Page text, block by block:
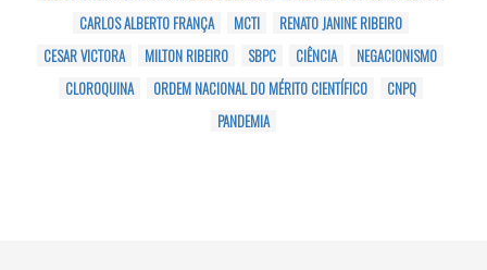
CARLOS ALBERTO FRANÇA
MCTI
RENATO JANINE RIBEIRO
CESAR VICTORA
MILTON RIBEIRO SBPC CIÊNCIA
NEGACIONISMO
CLOROQUINA
ORDEM NACIONAL DO MÉRITO CIENTÍFICO
CNPQ
PANDEMIA